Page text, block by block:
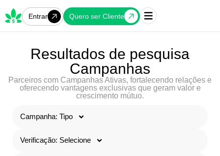
Entrar Quero ser Cliente
Resultados de pesquisa
Campanhas
Parceiros com Campanhas Ativas, fortalecendo relações e
oferecendo vantagens exclusivas que geram valor e
crescimento mútuo.
Campanha: Tipo
Verificação: Selecione